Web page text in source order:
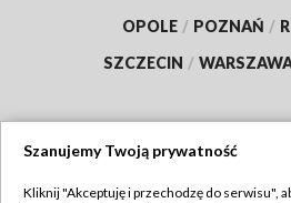
OPOLE / POZNAŃ /
SZCZECIN /
Szanujemy Twoją prywatność
Kliknij "Akceptuję i przechodzę do serwisu",